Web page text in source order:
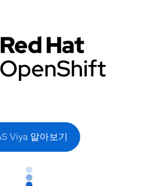
Viya 알아보기